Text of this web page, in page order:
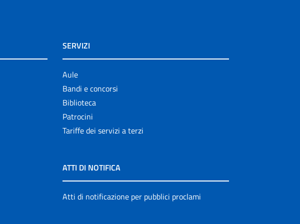
Opuscoli
Pubblicazioni
SERVIZI
Aule
Bandi e concorsi
Biblioteca
Patrocini
Tariffe dei servizi a terzi
ATTI DI NOTIFICA
Atti di notificazione per pubblici proclami